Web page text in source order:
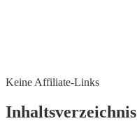
Keine Affiliate-Links
Inhaltsverzeichnis